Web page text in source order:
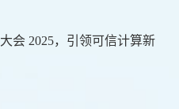
会 2025，引领可信计算新